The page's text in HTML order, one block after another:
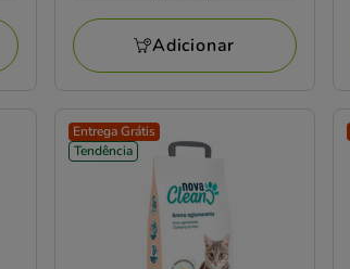
avaliações
29.97€
Adicionar
Entrega Grátis
Tendência